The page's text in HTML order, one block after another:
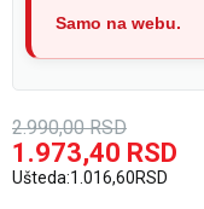
Samo na webu.
2.990,00 RSD
1.973,40 RSD
Ušteda:1.016,60RSD